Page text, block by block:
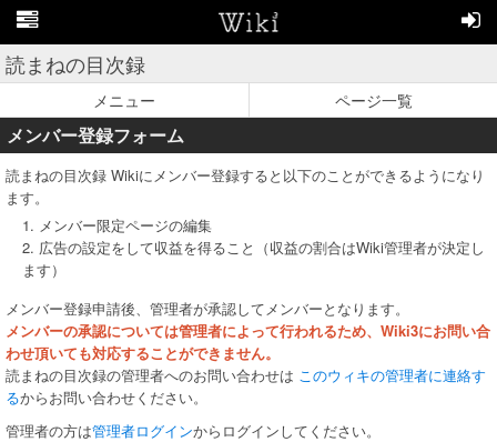
読まねの目次録
メニュー ページ一覧
メンバー登録フォーム
読まねの目次録 Wikiにメンバー登録すると以下のことができるようになり
ます。
1. メンバー限定ページの編集
2. 広告の設定をして収益を得ること（収益の割合はWiki管理者が決定し
ます）
メンバー登録申請後、管理者が承認してメンバーとなります。
メンバーの承認については管理者によって行われるため、Wiki3にお問い合
わせ頂いても対応することができません。
読まねの目次録の管理者へのお問い合わせは このウィキの管理者に連絡す
るからお問い合わせください。
管理者の方は管理者ログインからログインしてください。